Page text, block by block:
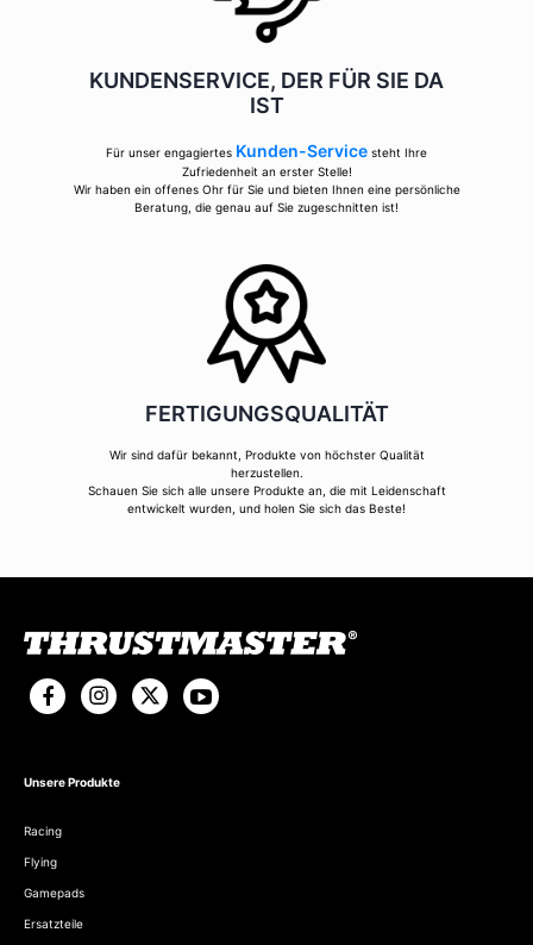
KUNDENSERVICE, DER FÜR SIE DA
IST
Für unser engagiertes Kunden-Service steht Ihre
Zufriedenheit an erster Stelle!
Wir haben ein offenes Ohr für Sie und bieten Ihnen eine persönliche
Beratung, die genau auf Sie zugeschnitten ist!
FERTIGUNGSQUALITÄT
Wir sind dafür bekannt, Produkte von höchster Qualität
herzustellen.
Schauen Sie sich alle unsere Produkte an, die mit Leidenschaft
entwickelt wurden, und holen Sie sich das Beste!
Unsere Produkte
Racing
Flying
Gamepads
Ersatzteile